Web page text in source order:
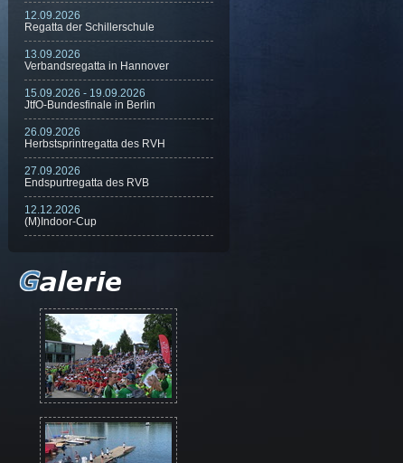
12.09.2026
Regatta der Schillerschule
13.09.2026
Verbandsregatta in Hannover
15.09.2026 - 19.09.2026
JtfO-Bundesfinale in Berlin
26.09.2026
Herbstsprintregatta des RVH
27.09.2026
Endspurtregatta des RVB
12.12.2026
(M)Indoor-Cup